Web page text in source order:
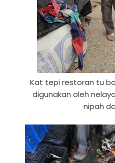
Kat tepi restoran tu
digunakan oleh
nipah